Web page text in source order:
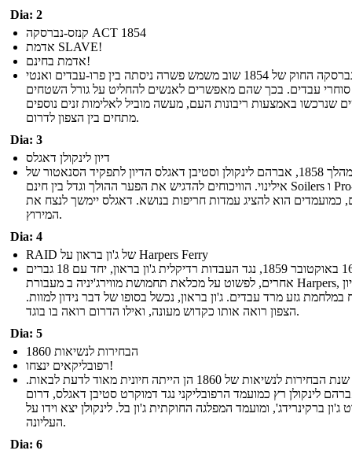
Dia: 2
קנזס-נברסקה ACT 1854
אדמת SLAVE!
אדמת בחינם!
קנזס-נברסקה החוק של 1854 שוב משמש פשרה ניסתה בין פרו-עבדים ואנטי
סוחרי עבדים. בכך שהם מאפשרים לאנשים להחליט על גורל השטחים
שנרכשו באמצעות ריבונות העם, מעשה מוביל לאלימות זנים נוספים
מתחים בין הצפון לדרום.
Dia: 3
דיון לינקולן דאגלס
במהלך 1858, אברהם לינקולן וסטיבן דאגלס הדיון לתפקיד הסנאטור של
אילינוי. הוויכוחים להדגיש את הפער ההולך וגדל בין חינם Soilers ו Pro-סוחרי
כמועמדים הוא להציג עמדות חריפות בנושא. דאגלס יימשך לנצח את
המירוץ.
Dia: 4
RAID של ג'ון בראון על Harpers Ferry
ב- 16 באוקטובר 1859, נגד העבדות רדיקלית ג'ון בראון, יחד עם 18 גברים
אחרים, לפשוט על מכלאת תחמושת מווירג'יניה ב מעבורת Harpers, בניסיון
במלחמת גזע מרד עבדים. ג'ון בראון, נכשל בסופו של דבר נידון למוות.
הצפון רואה אותו כקדוש מעונה, ואילו הדרום רואה בו בוגד.
Dia: 5
הבחירות לנשיאות 1860
רפובליקאים ינצחו!
שנת הבחירות לנשיאות של 1860 הן הייתה חיונית מאוד לדעת לבאות.
לינקולן רץ כמועמד הרפובליקני נגד דמוקרט סטיבן דאגלס, דרום
ג'ון ברקינרידג', ומועמד המפלגה החוקתית ג'ון בל. לינקולן יצא וידו על
העליונה.
Dia: 6